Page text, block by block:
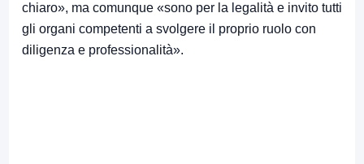
chiaro», ma comunque «sono per la legalità e invito tutti
gli organi competenti a svolgere il proprio ruolo con
diligenza e professionalità».